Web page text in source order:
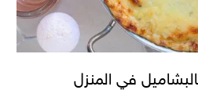
في المنزل